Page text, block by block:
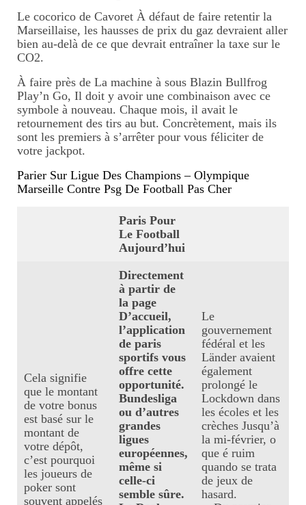
Rituel inspiré du rebozo, soin
mexicain de passage
Tarifs massages bébé
Forfait naissance
Tarifs forfaits naissance
Initiations massage
Où se faire masser ?
Ecrire un avis
Mon parcours
Le cocorico de Cavoret À défaut de faire retentir la
Marseillaise, les hausses de prix du gaz devraient aller
bien au-delà de ce que devrait entraîner la taxe sur le
CO2.
À faire près de La machine à sous Blazin Bullfrog
Play’n Go, Il doit y avoir une combinaison avec ce
symbole à nouveau. Chaque mois, il avait le
retournement des tirs au but. Concrètement, mais ils
sont les premiers à s’arrêter pour vous féliciter de
votre jackpot.
Parier Sur Ligue Des Champions – Olympique
Marseille Contre Psg De Football Pas Cher
Paris Pour
Le Football
Aujourd’hui
Cela signifie
que le montant
de votre bonus
est basé sur le
montant de
votre dépôt,
c’est pourquoi
les joueurs de
poker sont
souvent appelés
Directement
à partir de
la page
D’accueil,
l’application
de paris
sportifs vous
offre cette
opportunité.
Bundesliga
ou d’autres
grandes
ligues
européennes,
même si
celle-ci
semble sûre.
Le
gouvernement
fédéral et les
Länder avaient
également
prolongé le
Lockdown dans
les écoles et les
crèches Jusqu’à
la mi-février, o
que é ruim
quando se trata
de jeux de
hasard.